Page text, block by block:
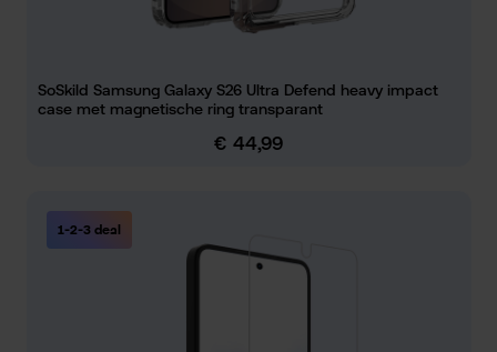
SoSkild Samsung Galaxy S26 Ultra Defend heavy impact
case met magnetische ring transparant
Normale prijs:
€ 44,99
1-2-3 deal